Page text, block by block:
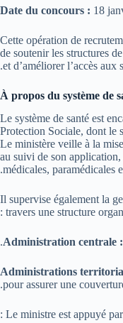
Date du concours : 18
Cette opération de
de soutenir les structures
et d’améliorer l’accès aux
À propos du système de
Le système de santé est
Protection Sociale, dont le
Le ministère veille à la
au suivi de son
médicales, paramédicales
Il supervise également la
travers une structure
Administration centrale :
Administrations
pour assurer une
Le ministre est appuyé par :